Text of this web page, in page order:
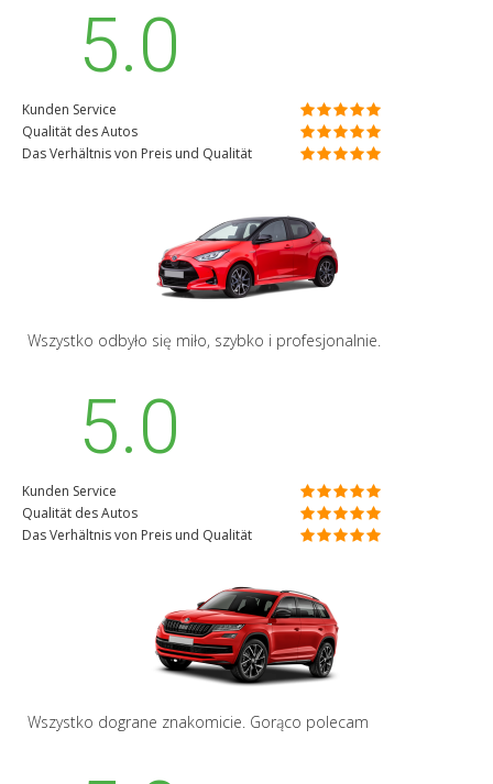
5.0
Kunden Service
Qualität des Autos
Das Verhältnis von Preis und Qualität
Wszystko odbyło się miło, szybko i profesjonalnie.
5.0
Kunden Service
Qualität des Autos
Das Verhältnis von Preis und Qualität
Wszystko dograne znakomicie. Gorąco polecam